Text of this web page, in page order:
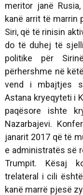
meritor janë
kanë arrit të marrin
Siri, që të rinisin
do të duhej të
politike për
përhershme në
vend i mbajtjes
Astana kryeqyteti i
paqësore ishte
Nazarbajevi.
janarit 2017 që të
e administratës së
Trumpit. Kësaj
trelateral i cili
kanë marrë pjesë